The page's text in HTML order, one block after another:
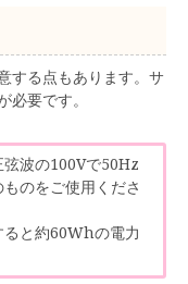
する点もあります。サ
必要です。
弦波の100Vで50Hz
のをご使用くださ
ると約60Whの電力